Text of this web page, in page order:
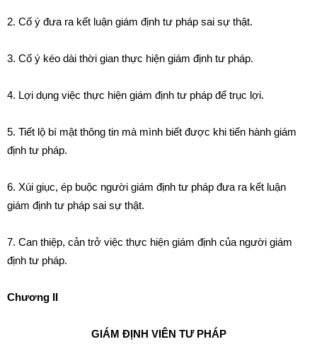
2. Cố ý đưa ra kết luận giám định tư pháp sai sự thật.
3. Cố ý kéo dài thời gian thực hiện giám định tư pháp.
4. Lợi dụng việc thực hiện giám định tư pháp để trục lợi.
5. Tiết lộ bí mật thông tin mà mình biết được khi tiến hành giám
định tư pháp.
6. Xúi giục, ép buộc người giám định tư pháp đưa ra kết luận
giám định tư pháp sai sự thật.
7. Can thiệp, cản trở việc thực hiện giám định của người giám
định tư pháp.
Chương II
GIÁM ĐỊNH VIÊN TƯ PHÁP